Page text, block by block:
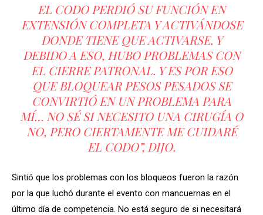
EL CODO PERDIÓ SU FUNCIÓN EN
EXTENSIÓN COMPLETA Y ACTIVÁNDOSE
DONDE TIENE QUE ACTIVARSE. Y
DEBIDO A ESO, HUBO PROBLEMAS CON
EL CIERRE PATRONAL. Y ES POR ESO
QUE BLOQUEAR PESOS PESADOS ​​​​SE
CONVIRTIÓ EN UN PROBLEMA PARA
MÍ… NO SÉ SI NECESITO UNA CIRUGÍA O
NO, PERO CIERTAMENTE ME CUIDARÉ
EL CODO”, DIJO.
Sintió que los problemas con los bloqueos fueron la razón
por la que luchó durante el evento con mancuernas en el
último día de competencia. No está seguro de si necesitará